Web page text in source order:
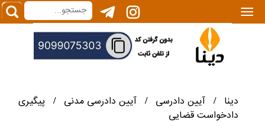
|||
دینا / آیین دادرسی / آیین دادرسی مدنی /
پیگیری
دادخواست قضایی